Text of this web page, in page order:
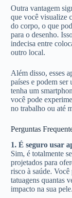
Outra vantagem
que você visualize
do corpo, o que
para o desenho.
indecisa entre
outro local.
Além disso, esses
países e podem ser
tenha um
você pode
no trabalho ou até
Perguntas
1. É seguro usar
Sim, é totalmente
projetados para
risco à saúde.
tatuagens quantas
impacto na sua pele.